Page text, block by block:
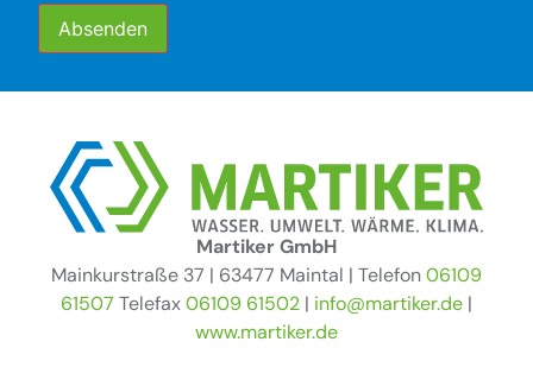
Martiker GmbH
Mainkurstraße 37 | 63477 Maintal | Telefon06109
61507 Telefax06109 61502 | info@martiker.de |
www.martiker.de